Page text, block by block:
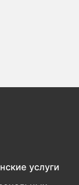
услуги